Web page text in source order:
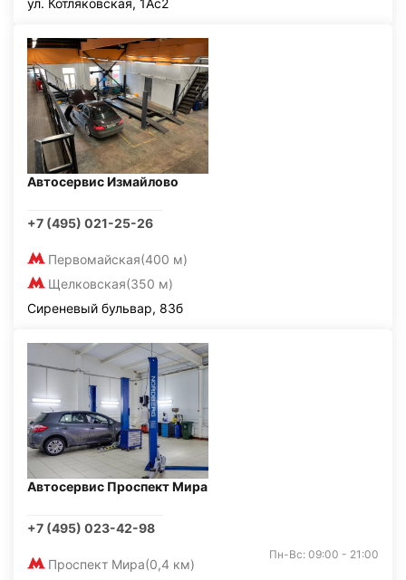
ул. Котляковская, 1Ас2
Автосервис Измайлово
+7 (495) 021-25-26
Первомайская(400 м)
Щелковская(350 м)
Сиреневый бульвар, 83б
Автосервис Проспект Мира
+7 (495) 023-42-98
Проспект Мира(0,4 км)
Пн-Вс: 09:00 - 21:00